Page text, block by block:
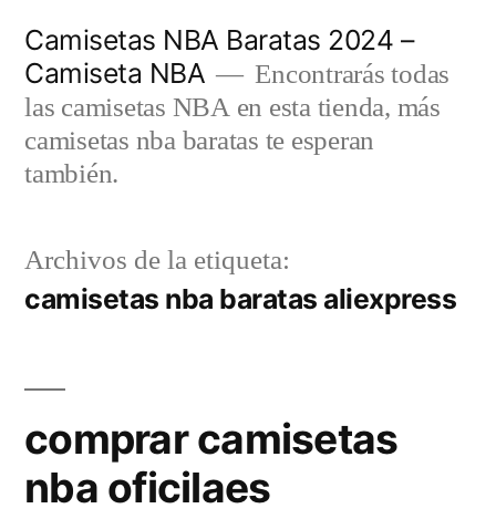
contenido
Camisetas NBA Baratas 2024 –
Camiseta NBA
Encontrarás todas
las camisetas NBA en esta tienda, más
camisetas nba baratas te esperan
también.
Archivos de la etiqueta:
camisetas nba baratas aliexpress
comprar camisetas
nba oficilaes